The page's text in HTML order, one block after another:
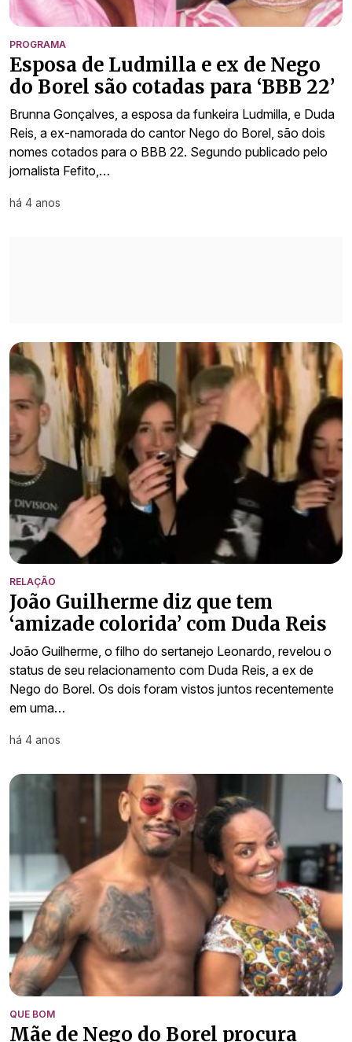
PROGRAMA
Esposa de Ludmilla e ex de Nego
do Borel são cotadas para ‘BBB 22’
Brunna Gonçalves, a esposa da funkeira Ludmilla, e Duda
Reis, a ex-namorada do cantor Nego do Borel, são dois
nomes cotados para o BBB 22. Segundo publicado pelo
jornalista Fefito,…
há 4 anos
RELAÇÃO
João Guilherme diz que tem
‘amizade colorida’ com Duda Reis
João Guilherme, o filho do sertanejo Leonardo, revelou o
status de seu relacionamento com Duda Reis, a ex de
Nego do Borel. Os dois foram vistos juntos recentemente
em uma…
há 4 anos
QUE BOM
Mãe de Nego do Borel procura